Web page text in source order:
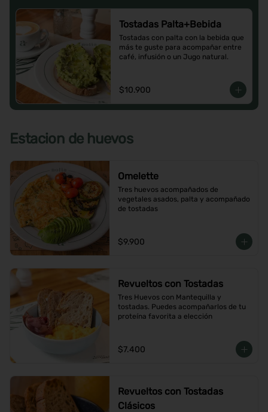
Tostadas Palta+Bebida
Tostadas con palta con la bebida que
más te guste para acompañar entre
café, infusión o un Jugo natural.
$10.900
Estacion de huevos
Omelette
Tres huevos acompañados de
vegetales asados, palta y acompañado
de tostadas
$9.900
Revueltos con Tostadas
Tres Huevos con Mantequilla y
tostadas. Puedes acompañarlos de tu
proteína favorita a elección
$7.400
Revueltos con Tostadas
Clásicos